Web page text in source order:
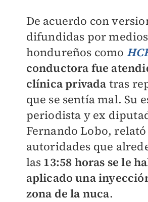
De acuerdo con
difundidas por medios
hondureños como
conductora fue
clínica privada tras
que se sentía mal. Su
periodista y ex
Fernando Lobo, relató
autoridades que
las 13:58 horas se le
aplicado una
zona de la nuca.